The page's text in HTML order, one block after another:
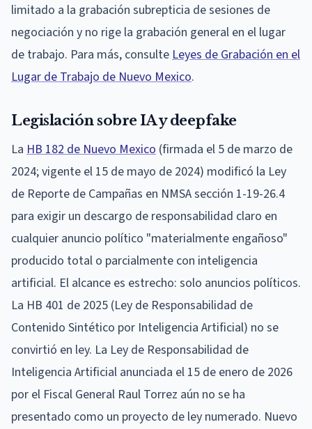
limitado a la grabación subrepticia de sesiones de
negociación y no rige la grabación general en el lugar
de trabajo. Para más, consulte Leyes de Grabación en el
Lugar de Trabajo de Nuevo Mexico.
Legislación sobre IA y deepfake
La HB 182 de Nuevo Mexico (firmada el 5 de marzo de
2024; vigente el 15 de mayo de 2024) modificó la Ley
de Reporte de Campañas en NMSA sección 1-19-26.4
para exigir un descargo de responsabilidad claro en
cualquier anuncio político "materialmente engañoso"
producido total o parcialmente con inteligencia
artificial. El alcance es estrecho: solo anuncios políticos.
La HB 401 de 2025 (Ley de Responsabilidad de
Contenido Sintético por Inteligencia Artificial) no se
convirtió en ley. La Ley de Responsabilidad de
Inteligencia Artificial anunciada el 15 de enero de 2026
por el Fiscal General Raul Torrez aún no se ha
presentado como un proyecto de ley numerado. Nuevo